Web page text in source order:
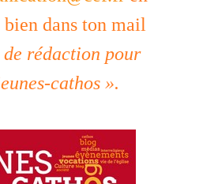
bien dans ton mail
rédaction pour
cathos ».